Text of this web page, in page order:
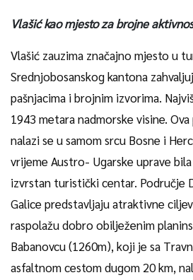
Vlašić kao mjesto za brojne
Vlašić zauzima značajno mjesto u
Srednjobosanskog kantona
pašnjacima i brojnim izvorima.
1943 metara nadmorske visine.
nalazi se u samom srcu Bosne i
vrijeme Austro- Ugarske uprave
izvrstan turistički centar. Područje
Galice predstavljaju atraktivne
raspolažu dobro obilježenim
Babanovcu (1260m), koji je sa
asfaltnom cestom dugom 20 km,